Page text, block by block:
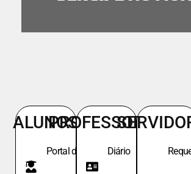
ALUNOS
Portal do
PROFESSORES
Diário